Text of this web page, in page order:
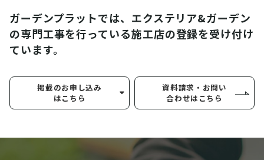
ガーデンプラットでは、エクステリア&ガーデン
の専門工事を行っている施工店の登録を受け付け
ています。
掲載のお申し込み
はこちら
資料請求・お問い
合わせはこちら